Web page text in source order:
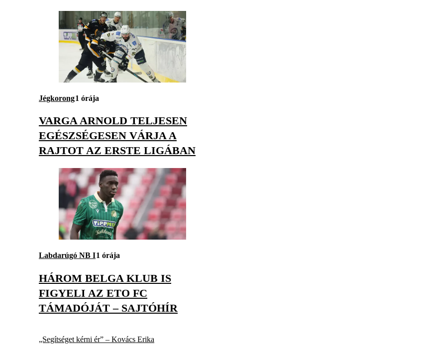
Jégkorong1 órája
VARGA ARNOLD TELJESEN
EGÉSZSÉGESEN VÁRJA A
RAJTOT AZ ERSTE LIGÁBAN
Labdarúgó NB I1 órája
HÁROM BELGA KLUB IS
FIGYELI AZ ETO FC
TÁMADÓJÁT – SAJTÓHÍR
„Segítséget kérni ér” – Kovács Erika